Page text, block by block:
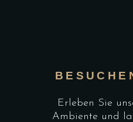
Erleben Sie
Ambiente und